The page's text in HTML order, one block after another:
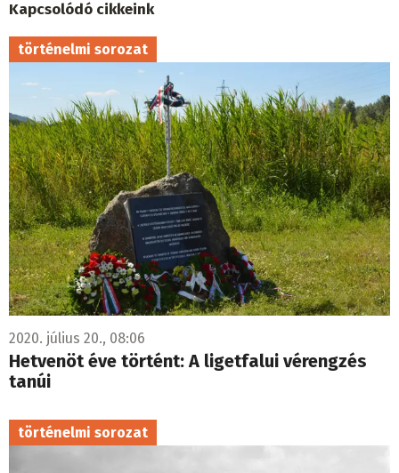
Kapcsolódó cikkeink
történelmi sorozat
2020. július 20., 08:06
Hetvenöt éve történt: A ligetfalui vérengzés
tanúi
történelmi sorozat